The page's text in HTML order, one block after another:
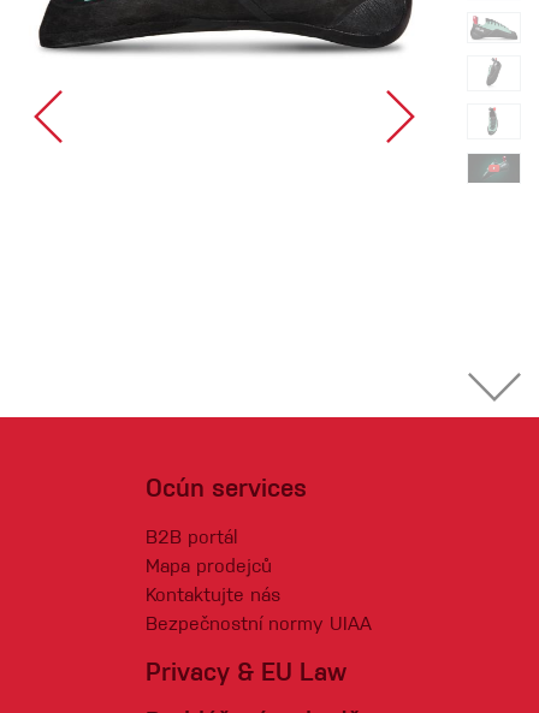
Ocún services
B2B portál
Mapa prodejců
Kontaktujte nás
Bezpečnostní normy UIAA
Privacy & EU Law